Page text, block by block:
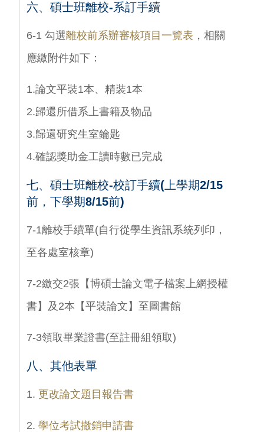
六、碩士班離校-系訂手續
6-1 勾選離校前系辦審核項目一覽表 ，相關
應繳附件如下：
1.論文平裝1本、精裝1本
2.歸還所借系上書籍及物品
3.歸還研究生室鑰匙
4.確認獎助金工讀時數已完成
七、碩士班離校-校訂手續(上學期2/15
前，下學期8/15前)
7-1離校手續單(自行從學生資訊系統列印，
至各處室核章)
7-2繳交2張【博碩士論文電子檔案上網授權
書】及2本【平裝論文】至圖書館
7-3領取畢業證書(至註冊組領取)
八、其他表單
1. 更改論文題目報告書
2.學位考試撤銷申請書